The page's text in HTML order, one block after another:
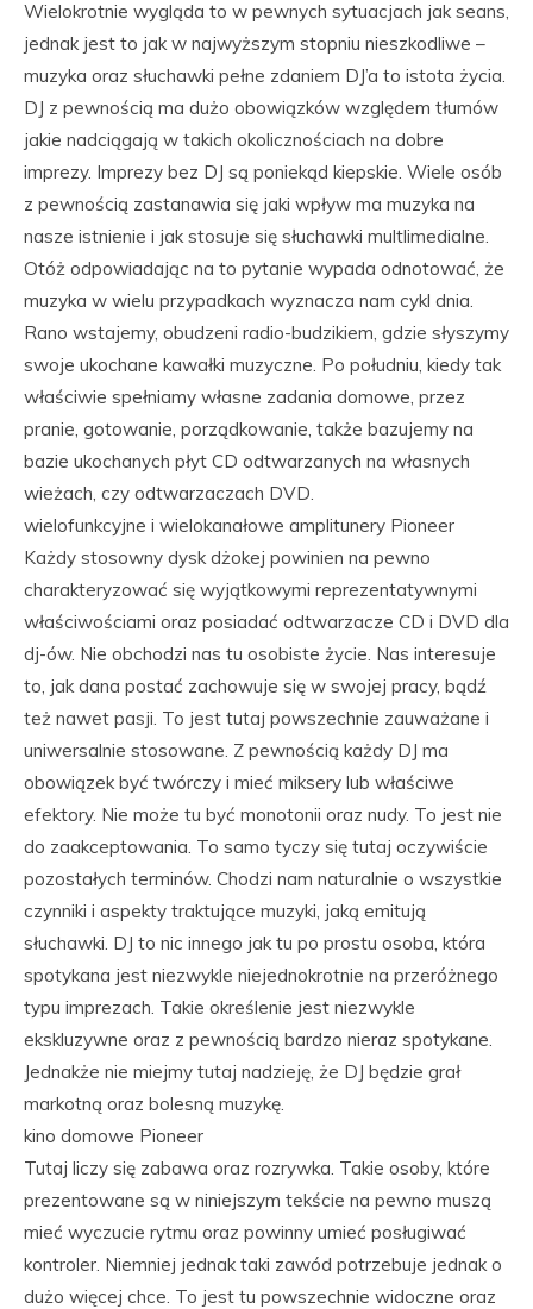
Wielokrotnie wygląda to w pewnych sytuacjach jak seans,
jednak jest to jak w najwyższym stopniu nieszkodliwe –
muzyka oraz słuchawki pełne zdaniem DJ’a to istota życia.
DJ z pewnością ma dużo obowiązków względem tłumów
jakie nadciągają w takich okolicznościach na dobre
imprezy. Imprezy bez DJ są poniekąd kiepskie. Wiele osób
z pewnością zastanawia się jaki wpływ ma muzyka na
nasze istnienie i jak stosuje się słuchawki multlimedialne.
Otóż odpowiadając na to pytanie wypada odnotować, że
muzyka w wielu przypadkach wyznacza nam cykl dnia.
Rano wstajemy, obudzeni radio-budzikiem, gdzie słyszymy
swoje ukochane kawałki muzyczne. Po południu, kiedy tak
właściwie spełniamy własne zadania domowe, przez
pranie, gotowanie, porządkowanie, także bazujemy na
bazie ukochanych płyt CD odtwarzanych na własnych
wieżach, czy odtwarzaczach DVD.
wielofunkcyjne i wielokanałowe amplitunery Pioneer
Każdy stosowny dysk dżokej powinien na pewno
charakteryzować się wyjątkowymi reprezentatywnymi
właściwościami oraz posiadać odtwarzacze CD i DVD dla
dj-ów. Nie obchodzi nas tu osobiste życie. Nas interesuje
to, jak dana postać zachowuje się w swojej pracy, bądź
też nawet pasji. To jest tutaj powszechnie zauważane i
uniwersalnie stosowane. Z pewnością każdy DJ ma
obowiązek być twórczy i mieć miksery lub właściwe
efektory. Nie może tu być monotonii oraz nudy. To jest nie
do zaakceptowania. To samo tyczy się tutaj oczywiście
pozostałych terminów. Chodzi nam naturalnie o wszystkie
czynniki i aspekty traktujące muzyki, jaką emitują
słuchawki. DJ to nic innego jak tu po prostu osoba, która
spotykana jest niezwykle niejednokrotnie na przeróżnego
typu imprezach. Takie określenie jest niezwykle
ekskluzywne oraz z pewnością bardzo nieraz spotykane.
Jednakże nie miejmy tutaj nadzieję, że DJ będzie grał
markotną oraz bolesną muzykę.
kino domowe Pioneer
Tutaj liczy się zabawa oraz rozrywka. Takie osoby, które
prezentowane są w niniejszym tekście na pewno muszą
mieć wyczucie rytmu oraz powinny umieć posługiwać
kontroler. Niemniej jednak taki zawód potrzebuje jednak o
dużo więcej chce. To jest tu powszechnie widoczne oraz